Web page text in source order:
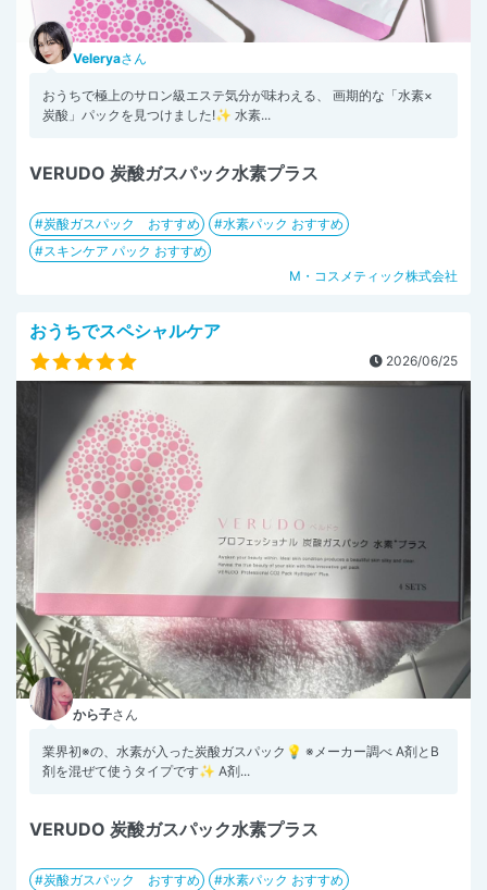
Veleryaさん
おうちで極上のサロン級エステ気分が味わえる、 画期的な「水素×
炭酸」パックを見つけました!✨ 水素...
VERUDO 炭酸ガスパック水素プラス
炭酸ガスパック おすすめ
水素パック おすすめ
スキンケア パック おすすめ
M・コスメティック株式会社
おうちでスペシャルケア
2026/06/25
から子さん
業界初※の、水素が入った炭酸ガスパック💡 ※メーカー調べ A剤とB
剤を混ぜて使うタイプです✨ A剤...
VERUDO 炭酸ガスパック水素プラス
炭酸ガスパック おすすめ 水素パック おすすめ